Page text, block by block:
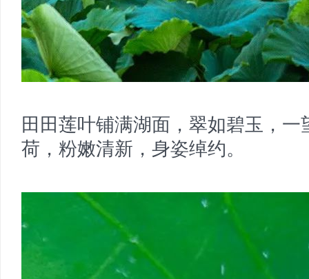
田田莲叶铺满湖面，翠如碧玉，
荷，粉嫩清新，身姿绰约。